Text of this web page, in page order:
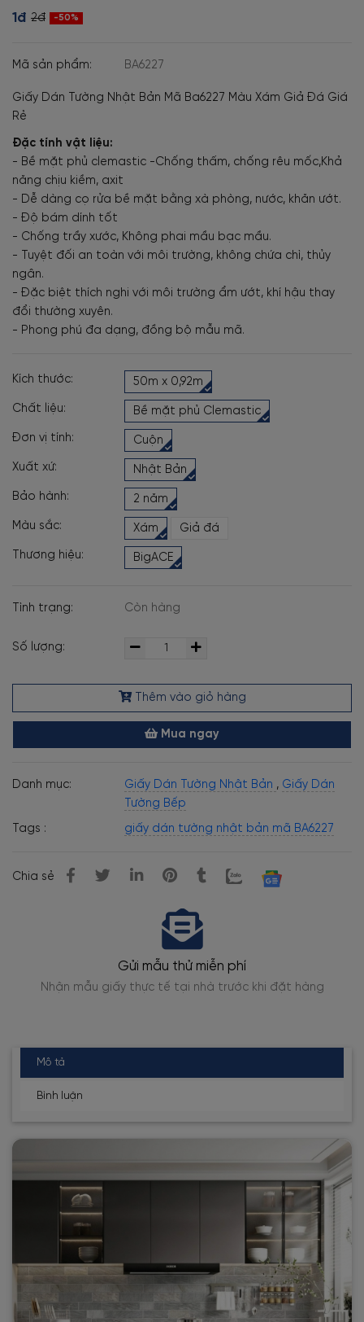
1đ 2đ -50%
Mã sản phẩm: BA6227
Giấy Dán Tường Nhật Bản Mã Ba6227 Màu Xám Giả Đá Giá
Rẻ
Đặc tính vật liệu:
- Bề mặt phủ clemastic -Chống thấm, chống rêu mốc,Khả
năng chịu kiềm, axit
- Dễ dàng cọ rửa bề mặt bằng xà phòng, nước, khăn ướt.
- Độ bám dính tốt
- Chống trầy xước, Không phai mầu bạc mầu.
- Tuyệt đối an toàn với môi trường, không chứa chì, thủy
ngân.
- Đặc biệt thích nghi với môi trường ẩm ướt, khí hậu thay
đổi thường xuyên.
- Phong phú đa dạng, đồng bộ mẫu mã.
Kích thước: 50m x 0,92m
Chất liệu: Bề mặt phủ Clemastic
Đơn vị tính: Cuộn
Xuất xứ: Nhật Bản
Bảo hành: 2 năm
Màu sắc: Xám Giả đá
Thương hiệu: BigACE
Tình trạng: Còn hàng
Số lượng:
Thêm vào giỏ hàng
Mua ngay
Danh mục: Giấy Dán Tường Nhật Bản , Giấy Dán
Tường Bếp
Tags :
giấy dán tường nhật bản mã BA6227
Chia sẻ
Gửi mẫu thử miễn phí
Nhận mẫu giấy thực tế tại nhà trước khi đặt hàng
Mô tả
Bình luận